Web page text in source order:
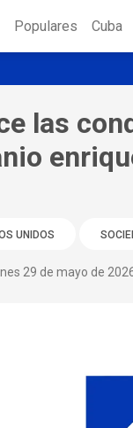
Populares Cuba
las
UNIDOS
29 de mayo de